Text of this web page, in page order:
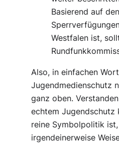
Basierend auf
Westfalen ist,
Also, in einfachen
Jugendmedienschutz
ganz oben.
echtem Jugendschutz
reine Symbolpolitik
irgendeinerweise